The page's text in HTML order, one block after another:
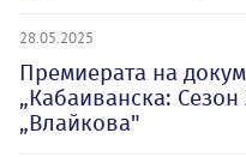
28.05.2025
Премиерата на
„Кабаиванска:
„Влайкова"